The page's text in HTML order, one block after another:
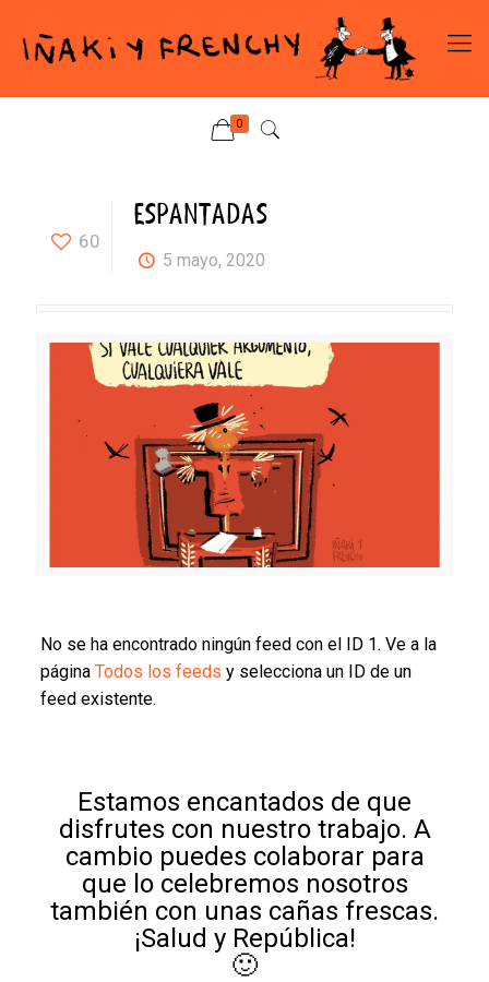
0
60
ESPANTADAS
5 mayo, 2020
No se ha encontrado ningún feed con el ID 1. Ve a la
página Todos los feeds y selecciona un ID de un
feed existente.
Estamos encantados de que
disfrutes con nuestro trabajo. A
cambio puedes colaborar para
que lo celebremos nosotros
también con unas cañas frescas.
¡Salud y República!
🙂